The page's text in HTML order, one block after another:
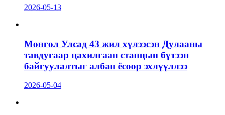
2026-05-13
Монгол Улсад 43 жил хүлээсэн Дулааны
тавдугаар цахилгаан станцын бүтээн
байгуулалтыг албан ёсоор эхлүүллээ
2026-05-04